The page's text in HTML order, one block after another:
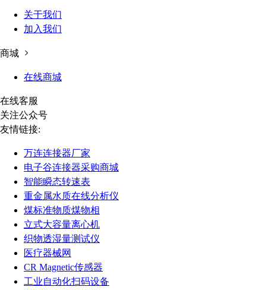
关于我们
加入我们
商城
在线商城
在线客服
关注公众号
友情链接:
万连连接器厂家
电子谷连接器采购商城
智能瞬态转速表
重金属水质在线分析仪
煤标准物质煤物相
立式大容量离心机
织物透湿量测试仪
医疗器械网
CR Magnetic传感器
工业自动化扫码设备